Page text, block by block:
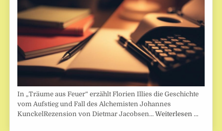
In „Träume aus Feuer“ erzählt Florien Illies die Geschichte
vom Aufstieg und Fall des Alchemisten Johannes
KunckelRezension von Dietmar Jacobsen…Weiterlesen …